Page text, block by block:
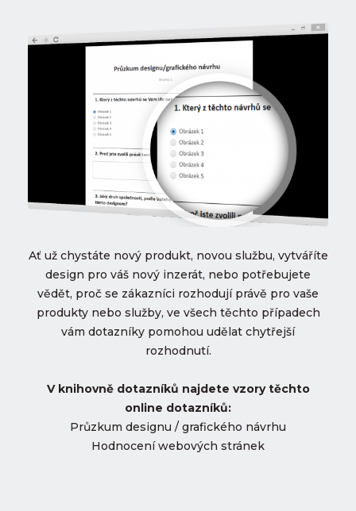
Ať už chystáte nový produkt, novou službu, vytváříte
design pro váš nový inzerát, nebo potřebujete
vědět, proč se zákazníci rozhodují právě pro vaše
produkty nebo služby, ve všech těchto případech
vám dotazníky pomohou udělat chytřejší
rozhodnutí.
V knihovně dotazníků najdete vzory těchto
online dotazníků:
Průzkum designu / grafického návrhu
Hodnocení webových stránek